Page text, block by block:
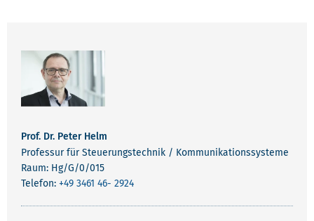
Prof. Dr. Peter Helm
Professur für Steuerungstechnik / Kommunikationssysteme
Raum: Hg/G/0/015
Telefon: +49 3461 46- 2924